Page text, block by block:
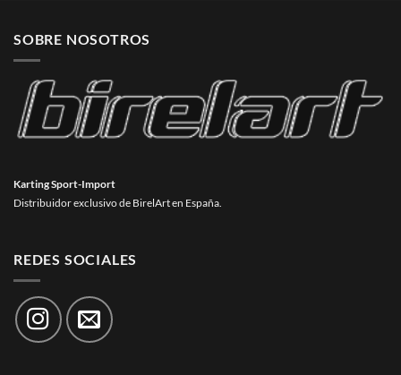
SOBRE NOSOTROS
Karting Sport-Import
Distribuidor exclusivo de BirelArt en España.
REDES SOCIALES